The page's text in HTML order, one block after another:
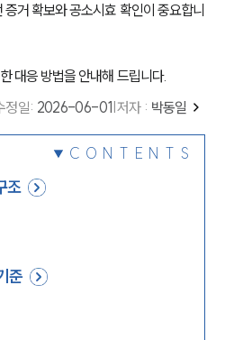
거 확보와 공소시효 확인이 중요합니
대응 방법을 안내해 드립니다.
정일: 2026-06-01 저자 : 박동일
CONTENTS
조
준